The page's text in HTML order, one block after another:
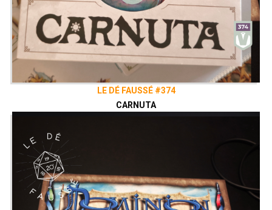
LE DÉ FAUSSÉ #374
CARNUTA